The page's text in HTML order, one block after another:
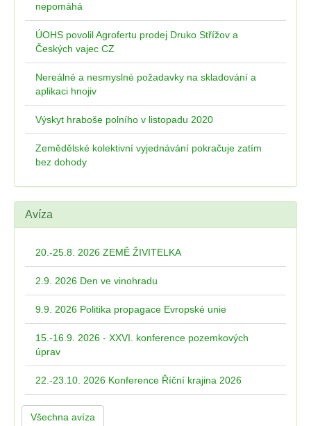
nepomáhá
ÚOHS povolil Agrofertu prodej Druko Střížov a
Českých vajec CZ
Nereálné a nesmyslné požadavky na skladování a
aplikaci hnojiv
Výskyt hraboše polního v listopadu 2020
Zemědělské kolektivní vyjednávání pokračuje zatím
bez dohody
Avíza
20.-25.8. 2026 ZEMĚ ŽIVITELKA
2.9. 2026 Den ve vinohradu
9.9. 2026 Politika propagace Evropské unie
15.-16.9. 2026 - XXVI. konference pozemkových
úprav
22.-23.10. 2026 Konference Říční krajina 2026
Všechna avíza